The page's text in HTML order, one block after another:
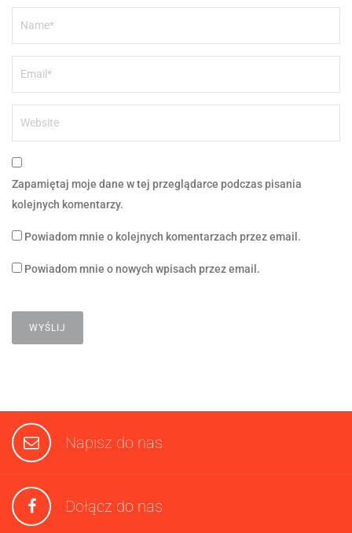
Zapamiętaj moje dane w tej przeglądarce podczas pisania
kolejnych komentarzy.
Powiadom mnie o kolejnych komentarzach przez email.
Powiadom mnie o nowych wpisach przez email.
Napisz do nas
Dołącz do nas